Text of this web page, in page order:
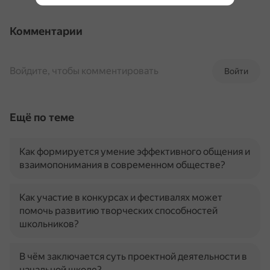
Комментарии
Войти
Войдите, чтобы комментировать
Ещё по теме
Как формируется умение эффективного общения и
взаимопонимания в современном обществе?
Как участие в конкурсах и фестивалях может
помочь развитию творческих способностей
школьников?
В чём заключается суть проектной деятельности в